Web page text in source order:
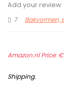
Add your review
7
Bakvormen,
Amazon.nl Price:€
Shipping.